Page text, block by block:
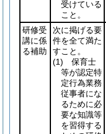
受けている
こと。
研修受
講に係
る補助
次に掲げる要
件を全て満た
すこと。
(1) 保育士
等が認定特
定行為業務
従事者にな
るために必
要な知識等
を習得する